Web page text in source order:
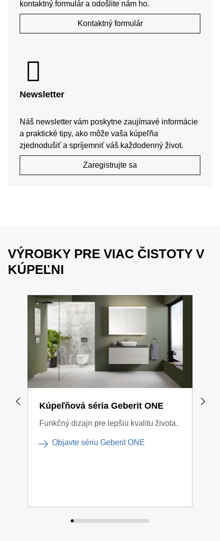
kontaktný formulár a odošlite nám ho.
Kontaktný formulár
Newsletter
Náš newsletter vám poskytne zaujímavé informácie
a praktické tipy, ako môže vaša kúpeľňa
zjednodušiť a spríjemniť váš každodenný život.
Zaregistrujte sa
VÝROBKY PRE VIAC ČISTOTY V
KÚPEĽNI
Kúpeľňová séria Geberit ONE
Funkčný dizajn pre lepšiu kvalitu života.
Objavte sériu Geberit ONE